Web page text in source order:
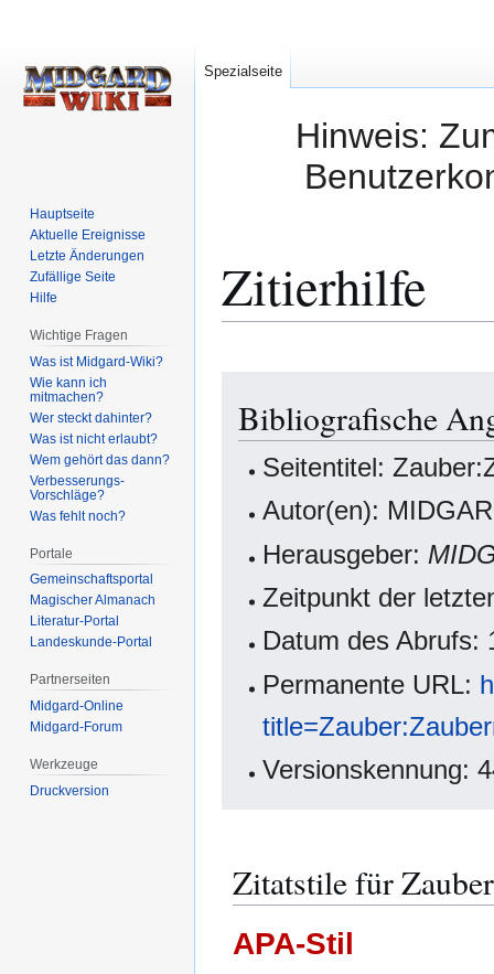
Hinweis:
Zitierhilfe
Navigation
springen
Suche
springen
Bibliografische
Seitentitel:
Autor(en):
Herausgeber:
Zeitpunkt der
Datum des Abrufs:
Permanente URL:
Versionskennung:
Zitatstile für
APA-Stil
Spezialseite
Hauptseite
Aktuelle Ereignisse
Letzte Änderungen
Zufällige Seite
Hilfe
Wichtige Fragen
Was ist Midgard-Wiki?
Wie kann ich
mitmachen?
Wer steckt dahinter?
Was ist nicht erlaubt?
Wem gehört das dann?
Verbesserungs-
Vorschläge?
Was fehlt noch?
Portale
Gemeinschafts­portal
Magischer Almanach
Literatur-Portal
Landeskunde-Portal
Partnerseiten
Midgard-Online
Midgard-Forum
Werkzeuge
Druckversion